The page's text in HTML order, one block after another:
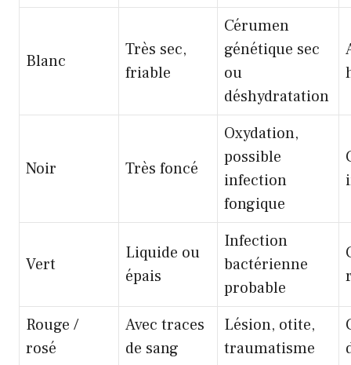
Blanc
Très sec,
friable
Cérumen
génétique sec
ou
déshydratation
Noir Très foncé
Oxydation,
possible
infection
fongique
Vert
Liquide ou
épais
Infection
bactérienne
probable
Rouge /
rosé
Avec traces
de sang
Lésion, otite,
traumatisme